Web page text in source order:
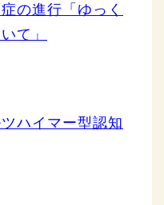
の進行「ゆっく
て」
ハイマー型認知